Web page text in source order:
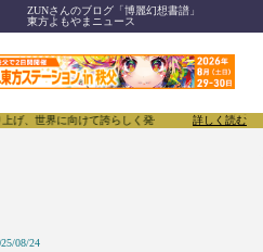
ZUNさんのブログ「博麗幻想書譜」
東方よもやまニュース
向けて誇らしく発信することで、東方Projectの
詳しく読む
08/24